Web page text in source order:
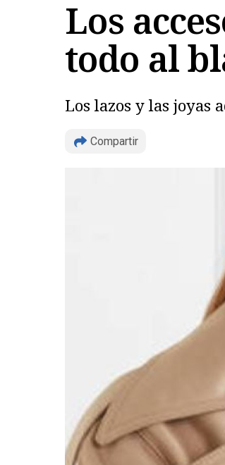
Los
todo al
Los lazos y las joyas
Compartir